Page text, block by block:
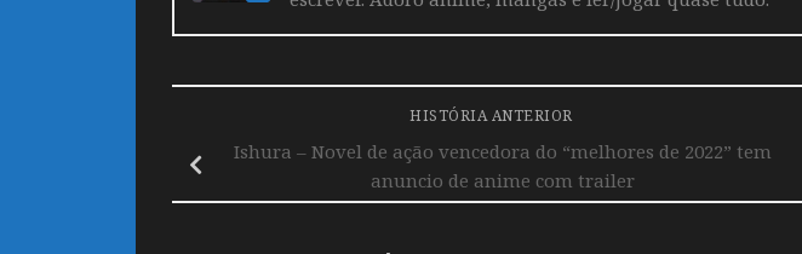
HISTÓRIA ANTERIOR
Ishura – Novel de ação vencedora do “melhores de 2022” tem
anuncio de anime com trailer